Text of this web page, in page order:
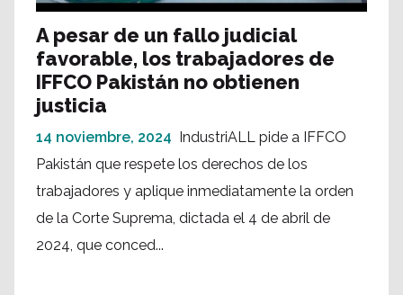
A pesar de un fallo judicial
favorable, los trabajadores de
IFFCO Pakistán no obtienen
justicia
14 noviembre, 2024
IndustriALL pide a IFFCO
Pakistán que respete los derechos de los
trabajadores y aplique inmediatamente la orden
de la Corte Suprema, dictada el 4 de abril de
2024, que conced...